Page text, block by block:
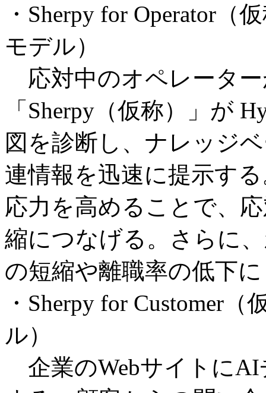
・Sherpy for Operator（
モデル）
応対中のオペレータ
「Sherpy（仮称）」が
図を診断し、ナレッジ
連情報を迅速に提示す
応力を高めることで、
縮につなげる。さらに
の短縮や離職率の低下
・Sherpy for Customer
ル）
企業のWebサイトに